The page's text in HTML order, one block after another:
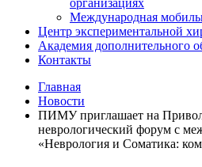
Международная
Центр экспериментальной
Академия дополнительного
Контакты
Главная
Новости
ПИМУ приглашает на
неврологический форум с
«Неврология и Соматика: